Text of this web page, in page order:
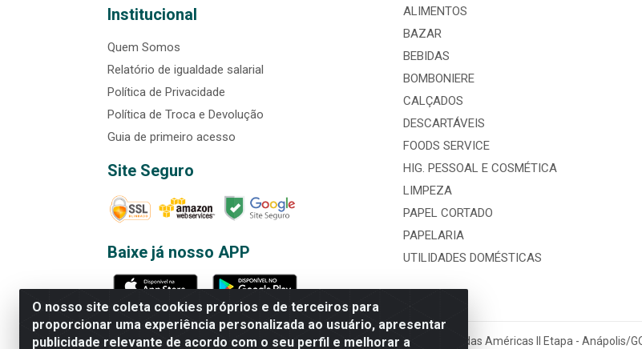
O nosso site coleta cookies próprios e de terceiros para
proporcionar uma experiência personalizada ao usuário, apresentar
publicidade relevante de acordo com o seu perfil e melhorar a
Institucional
Quem Somos
Relatório de igualdade salarial
Política de Privacidade
Política de Troca e Devolução
Guia de primeiro acesso
Site Seguro
Baixe já nosso APP
ALIMENTOS
BAZAR
BEBIDAS
BOMBONIERE
CALÇADOS
DESCARTÁVEIS
FOODS SERVICE
HIG. PESSOAL E COSMÉTICA
LIMPEZA
PAPEL CORTADO
PAPELARIA
UTILIDADES DOMÉSTICAS
Rede Brasil - Avenida Universitária, nº 3860, Jardim das Américas II Etapa - Anápolis/